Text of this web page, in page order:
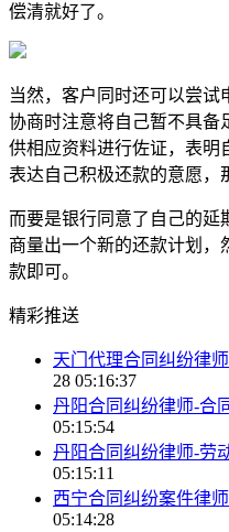
偿清就好了。
当然，客户同时还可以尝试
协商时注意将自己暂不具备
供相应资料进行佐证，表明
表达自己积极还款的意愿，
而要是银行同意了自己的延
商量出一个新的还款计划，
款即可。
精彩推送
天门代理合同纠纷律
28 05:16:37
丹阳合同纠纷律师-合
05:15:54
丹阳合同纠纷律师-劳
05:15:11
西宁合同纠纷案件律
05:14:28